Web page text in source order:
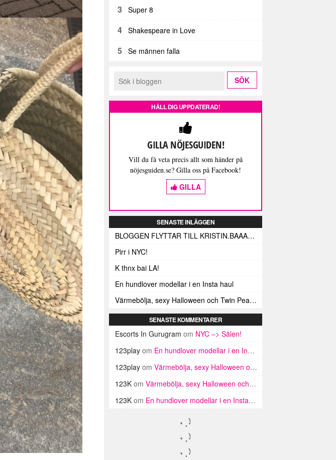
3 Super 8
4 Shakespeare in Love
5 Se männen falla
HÅLL DIG UPPDATERAD!
GILLA NÖJESGUIDEN!
Vill du få veta precis allt som händer på
nöjesguiden.se? Gilla oss på Facebook!
GILLA
SENASTE INLÄGGEN
BLOGGEN FLYTTAR TILL KRISTIN.BAAAM.SE!
Pirr i NYC!
K thnx bai LA!
En hundlover modellar i en Insta haul
Värmebölja, sexy Halloween och Twin Peaks i LA!
SENASTE KOMMENTARER
Escorts In Gurugram om NYC –> Sälen!
123play om En hundlover modellar i en Insta haul
123play om Värmebölja, sexy Halloween och Twin Peaks i LA!
123K om Värmebölja, sexy Halloween och Twin Peaks i LA!
123K om En hundlover modellar i en Insta haul